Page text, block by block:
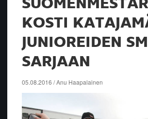
SUOMENMESTARI
KOSTI
JUNIOREIDEN
SARJAAN
05.08.2016 / Anu Haapalainen